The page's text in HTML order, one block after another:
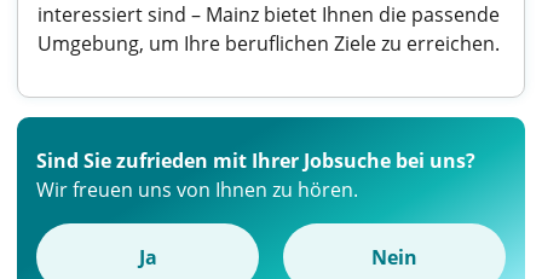
interessiert sind – Mainz bietet Ihnen die passende
Umgebung, um Ihre beruflichen Ziele zu erreichen.
Sind Sie zufrieden mit Ihrer Jobsuche bei uns?
Wir freuen uns von Ihnen zu hören.
Ja Nein